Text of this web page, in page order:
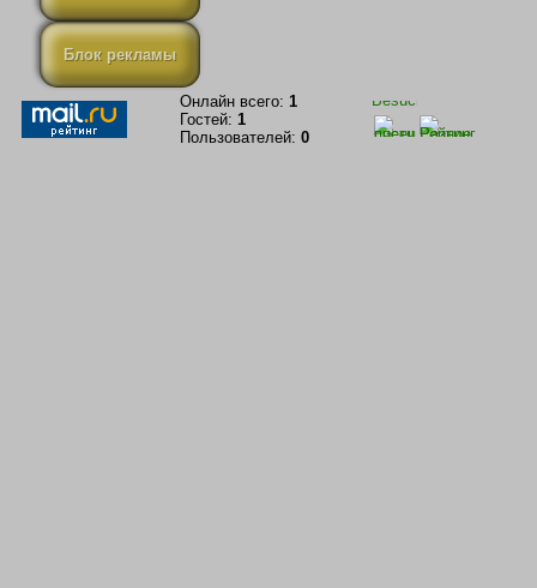
Блок рекламы
Онлайн всего: 1
Гостей: 1
Пользователей: 0